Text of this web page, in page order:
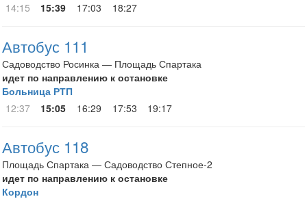
14:15
15:39 17:03 18:27
Автобус 111
Садоводство Росинка — Площадь Спартака
идет по направлению к остановке
Больница РТП
12:37
15:05 16:29 17:53 19:17
Автобус 118
Площадь Спартака — Садоводство Степное-2
идет по направлению к остановке
Кордон